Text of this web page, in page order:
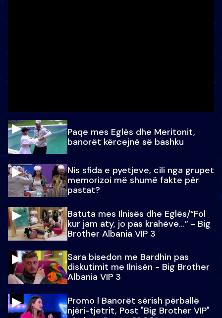
Paqe mes Eglës dhe Meritonit,
banorët kërcejnë së bashku
Nis sfida e pyetjeve, cili nga grupet
memorizoi më shumë fakte për
pastat?
Batuta mes Ilnisës dhe Eglës/“Fol
kur jam aty, jo pas krahëve…” - Big
Brother Albania VIP 3
Sara bisedon me Bardhin pas
diskutimit me Ilnisën - Big Brother
Albania VIP 3
Promo l Banorët sërish përballë
njëri-tjetrit, Post "Big Brother VIP"